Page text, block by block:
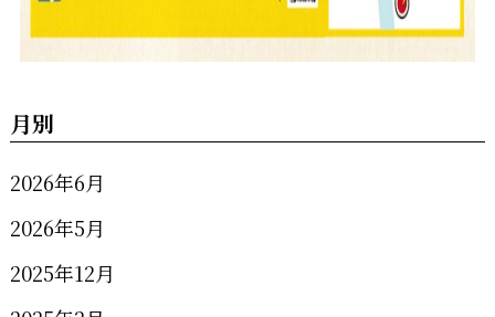
月別
2026年6月
2026年5月
2025年12月